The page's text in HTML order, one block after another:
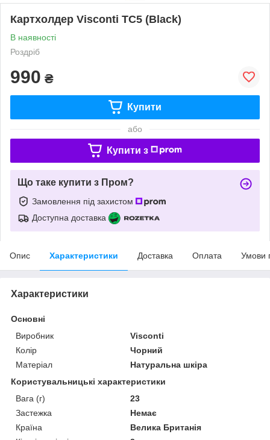
Картхолдер Visconti TC5 (Black)
В наявності
Роздріб
990 ₴
Купити
або
Купити з
Що таке купити з Пром?
Замовлення під захистом
Доступна доставка
Опис Характеристики Доставка Оплата Умови
Характеристики
Основні
Виробник
Visconti
Колір
Чорний
Матеріал
Натуральна шкіра
Користувальницькі характеристики
Вага (г)
23
Застежка
Немає
Країна
Велика Британія